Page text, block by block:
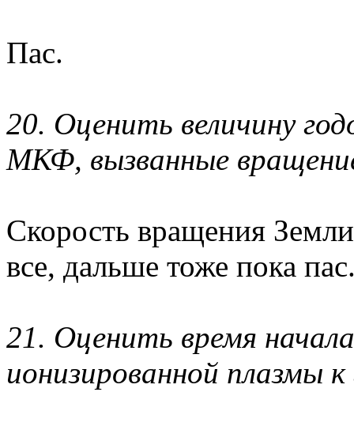
Пас.
20. Оценить величину
МКФ, вызванные
Скорость вращения
все, дальше тоже пока
21. Оценить время
ионизированной плазмы